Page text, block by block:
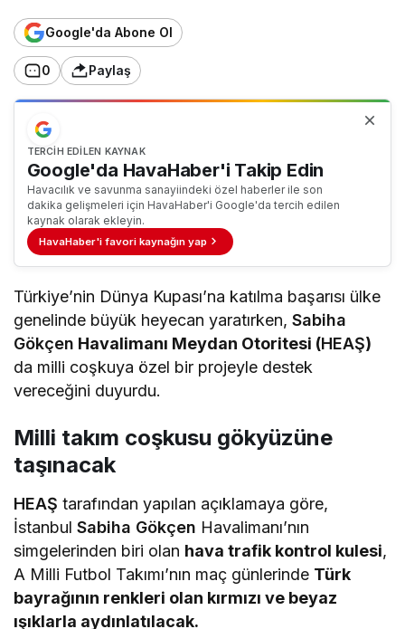
Google'da Abone Ol
0 Paylaş
TERCIH EDILEN KAYNAK
Google'da HavaHaber'i Takip Edin
Havacılık ve savunma sanayiindeki özel haberler ile son
dakika gelişmeleri için HavaHaber'i Google'da tercih edilen
kaynak olarak ekleyin.
HavaHaber'i favori kaynağın yap
Türkiye’nin Dünya Kupası’na katılma başarısı ülke
genelinde büyük heyecan yaratırken,Sabiha
Gökçen Havalimanı Meydan Otoritesi (HEAŞ)
da milli coşkuya özel bir projeyle destek
vereceğini duyurdu.
Milli takım coşkusu gökyüzüne
taşınacak
HEAŞ tarafından yapılan açıklamaya göre,
İstanbulSabiha Gökçen Havalimanı’nın
simgelerinden biri olan hava trafik kontrol kulesi,
A Milli Futbol Takımı’nın maç günlerinde Türk
bayrağının renkleri olan kırmızı ve beyaz
ışıklarla aydınlatılacak.